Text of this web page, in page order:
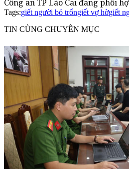
Công an TP Lào Cai đang phối
Tags:giết người bỏ trốngiết vợ hờgiết
TIN CÙNG CHUYÊN MỤC